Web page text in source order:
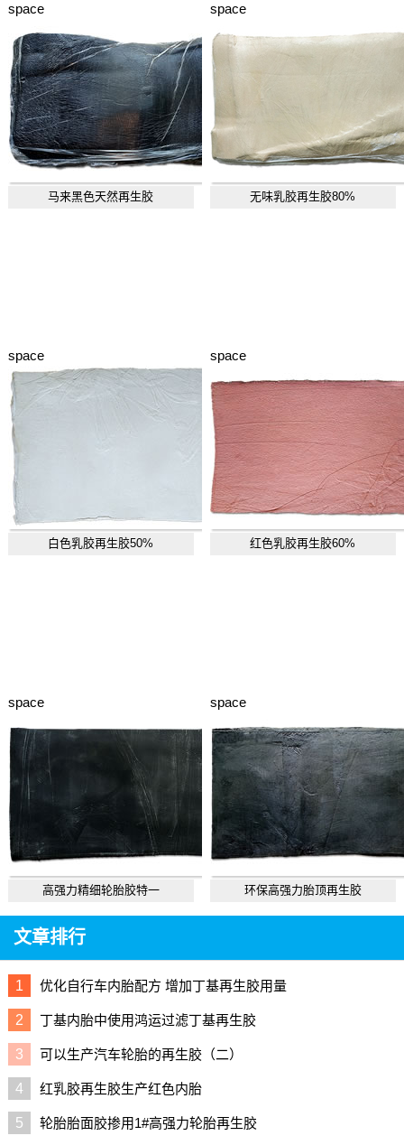
space
马来黑色天然再生胶
space
无味乳胶再生胶80%
space
白色乳胶再生胶50%
space
红色乳胶再生胶60%
space
高强力精细轮胎胶特一
space
环保高强力胎顶再生胶
文章排行
1 优化自行车内胎配方 增加丁基再生胶用量
2 丁基内胎中使用鸿运过滤丁基再生胶
3 可以生产汽车轮胎的再生胶（二）
4 红乳胶再生胶生产红色内胎
5 轮胎胎面胶掺用1#高强力轮胎再生胶